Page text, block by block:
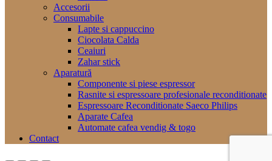
Accesorii
Consumabile
Lapte si cappuccino
Ciocolata Calda
Ceaiuri
Zahar stick
Aparatură
Componente si piese espressor
Rasnite si espressoare profesionale reconditionate
Espressoare Reconditionate Saeco Philips
Aparate Cafea
Automate cafea vendig & togo
Contact